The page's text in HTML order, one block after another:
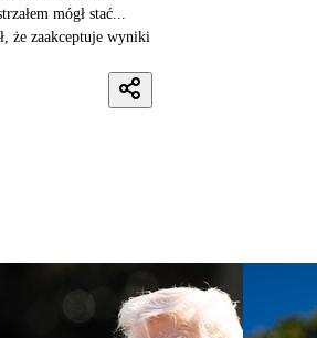
mógł stać...
że zaakceptuje wyniki